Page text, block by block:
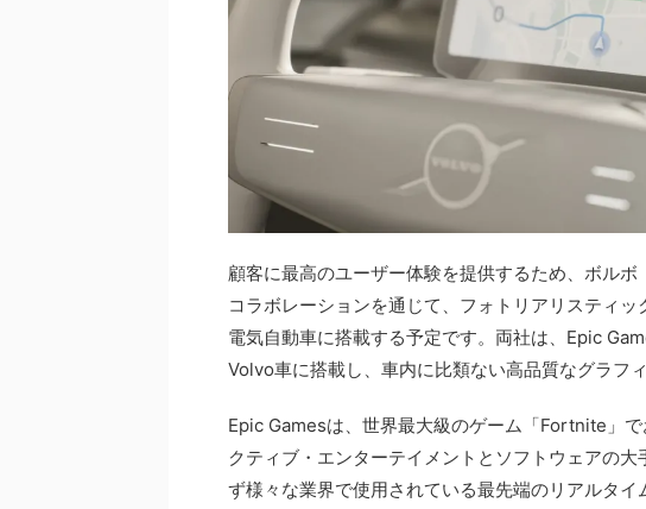
顧客に最高のユーザー体験を提供するため、ボル
コラボレーションを通じて、フォトリアリスティ
電気自動車に搭載する予定です。両社は、Epic
Volvo車に搭載し、車内に比類ない高品質なグラフ
Epic Gamesは、世界最大級のゲーム「Fortnite」
クティブ・エンターテイメントとソフトウェアの
ず様々な業界で使用されている最先端のリアルタ